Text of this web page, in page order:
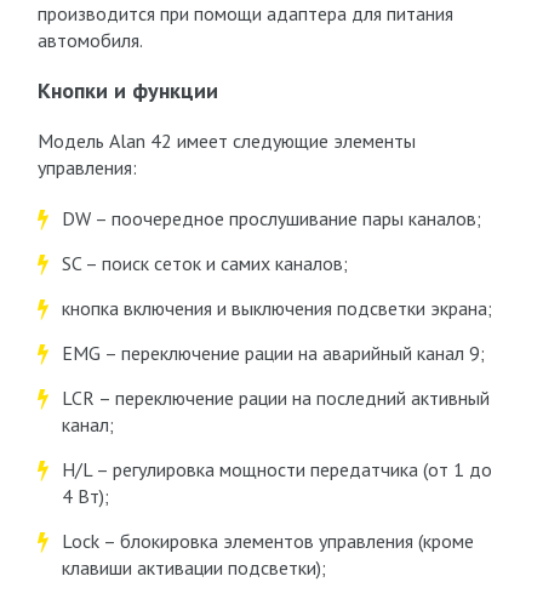
производится при помощи адаптера для питания
автомобиля.
Кнопки и функции
Модель Alan 42 имеет следующие элементы
управления:
DW – поочередное прослушивание пары каналов;
SC – поиск сеток и самих каналов;
кнопка включения и выключения подсветки экрана;
EMG – переключение рации на аварийный канал 9;
LCR – переключение рации на последний активный
канал;
H/L – регулировка мощности передатчика (от 1 до
4 Вт);
Lock – блокировка элементов управления (кроме
клавиши активации подсветки);